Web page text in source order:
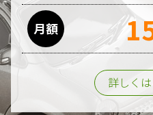
月額
詳しく